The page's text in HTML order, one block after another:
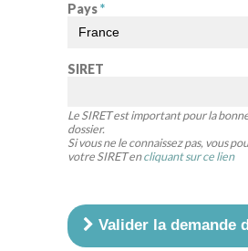
Pays*
SIRET
Le SIRET est important pour la
dossier.
Si vous ne le connaissez pas, vous
votre SIRET encliquant sur ce lien
Valider la demande